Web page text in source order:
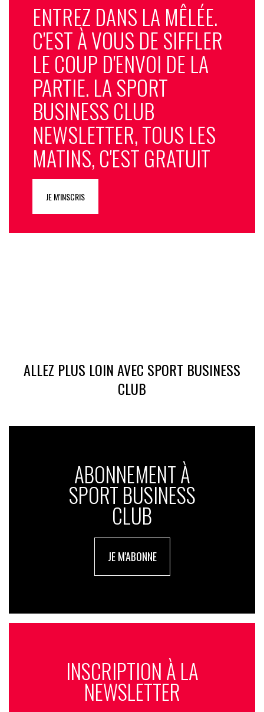
ENTREZ DANS LA MÊLÉE.
C'EST À VOUS DE SIFFLER
LE COUP D'ENVOI DE LA
PARTIE. LA SPORT
BUSINESS CLUB
NEWSLETTER, TOUS LES
MATINS, C'EST GRATUIT
JE M'INSCRIS
ALLEZ PLUS LOIN AVEC SPORT BUSINESS
CLUB
ABONNEMENT À
SPORT BUSINESS
CLUB
JE M'ABONNE
INSCRIPTION À LA
NEWSLETTER